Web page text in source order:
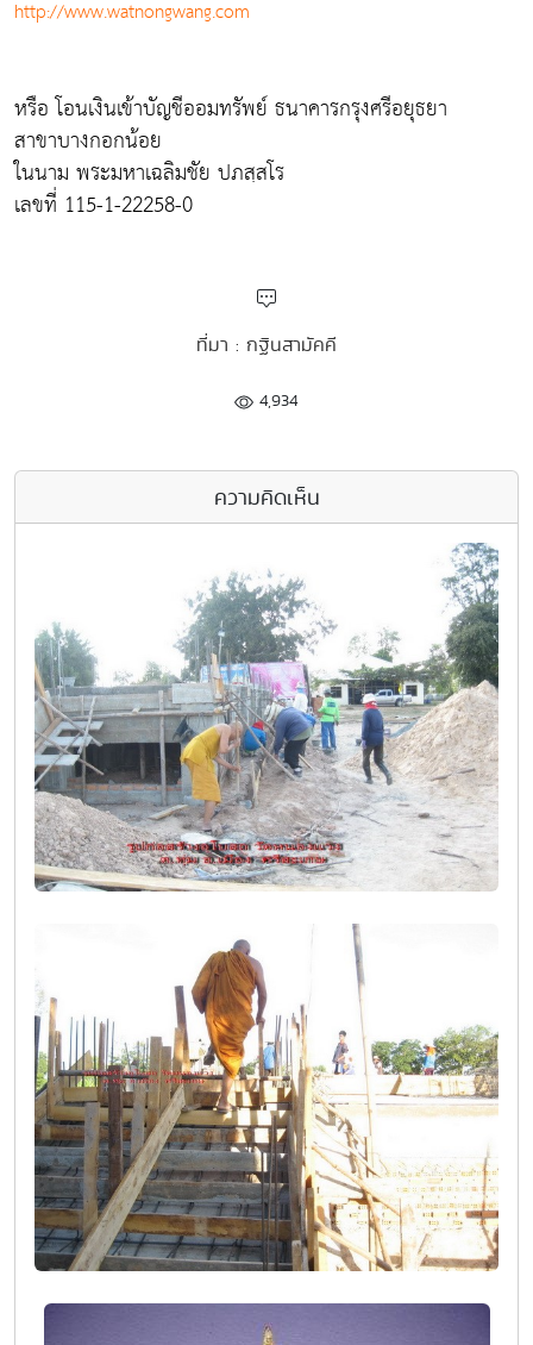
http://www.watnongwang.com
หรือ โอนเงินเข้าบัญชีออมทรัพย์ ธนาคารกรุงศรีอยุธยา
สาขาบางกอกน้อย
ในนาม พระมหาเฉลิมชัย ปภสฺสโร
เลขที่ 115-1-22258-0
ที่มา : กฐินสามัคคี
4,934
ความคิดเห็น